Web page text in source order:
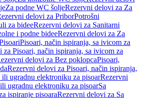
Za podne WC šoljeRezervni delovi za Za
delovi za PriborPotrošni
za bideeRezervni delovi za Sanitarni
i podne bideeRezervni delovi za Za
Pisoari, način ispiranja, sa ivicom za
za Pisoari, način ispiranja, sa ivicom za
delovi za Bez poklopcaPisoari,
Rezervni delovi za Pisoari, način ispiranja,
ili ugradnu elektroniku za pisoarRezervni
ugradnu elektroniku za pisoarSa
ispiranje pisoaraRezervni delovi za Sa